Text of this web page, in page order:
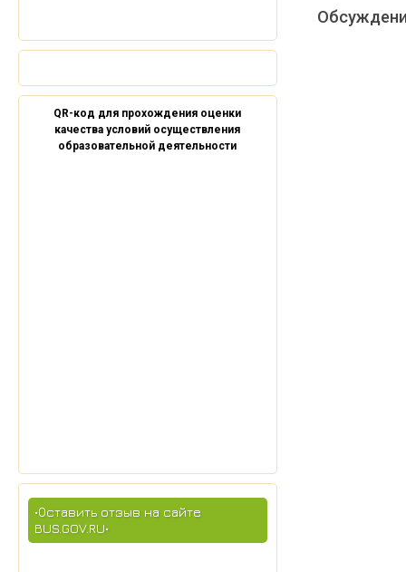
QR-код для прохождения оценки
качества условий осуществления
образовательной деятельности
•Оставить отзыв на сайте
BUS.GOV.RU•